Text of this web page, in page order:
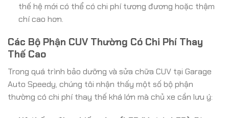
thế hệ mới có thể có chi phí tương đương hoặc thậm
chí cao hơn.
Các Bộ Phận CUV Thường Có Chi Phí Thay
Thế Cao
Trong quá trình bảo dưỡng và sửa chữa CUV tại Garage
Auto Speedy, chúng tôi nhận thấy một số bộ phận
thường có chi phí thay thế khá lớn mà chủ xe cần lưu ý: